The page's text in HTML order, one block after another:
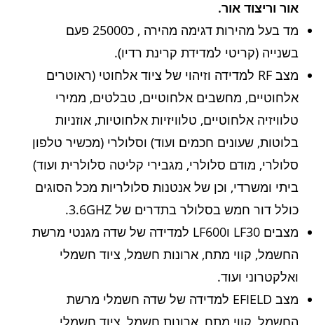
אור וריצוד אור.
מד בעל מהירות דגימה מהירה , כ25000 פעם
בשנייה (קריטי למדידת קרינת רדיו).
מצב RF למדידה וזיהוי של ציוד אלחוטי (ראוטרים
אלחוטיים, מחשבים אלחוטיים, טבלטים, ממירי
טלוויזיה אלחוטיים, טלוויזיות אלחוטיות, אוזניות
בלוטות, שעונים חכמים ועוד) וסלולרי (מכשיר טלפון
סלולרי, מודם סלולרי, מגבירי קליטה סלולרית ועוד)
ביתי ומשרדי, וכן של אנטנות סלולריות מכל הסוגים
כולל דור חמש בסלולר בתדרים של 3.6GHZ.
מצבים LF30 וLF600 למדידה של שדה מגנטי מרשת
החשמל, קווי מתח, ארונות חשמל, ציוד חשמלי
ואלקטרוני ועוד.
מצב EFIELD למדידה של שדה חשמלי מרשת
החשמל, קווי מתח, ארונות חשמל, ציוד חשמלי